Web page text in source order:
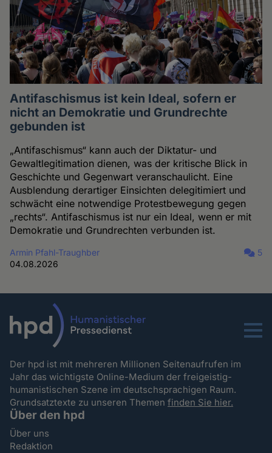
Antifaschismus ist kein Ideal, sofern er
nicht an Demokratie und Grundrechte
gebunden ist
„Antifaschismus“ kann auch der Diktatur- und
Gewaltlegitimation dienen, was der kritische Blick in
Geschichte und Gegenwart veranschaulicht. Eine
Ausblendung derartiger Einsichten delegitimiert und
schwächt eine notwendige Protestbewegung gegen
„rechts“. Antifaschismus ist nur ein Ideal, wenn er mit
Demokratie und Grundrechten verbunden ist.
Armin Pfahl-Traughber
04.08.2026
5
Menu
Der hpd ist mit mehreren Millionen Seitenaufrufen im
Jahr das wichtigste Online-Medium der freigeistig-
humanistischen Szene im deutschsprachigen Raum.
Grundsatztexte zu unseren Themenfinden Sie hier.
Über den hpd
Über uns
Redaktion